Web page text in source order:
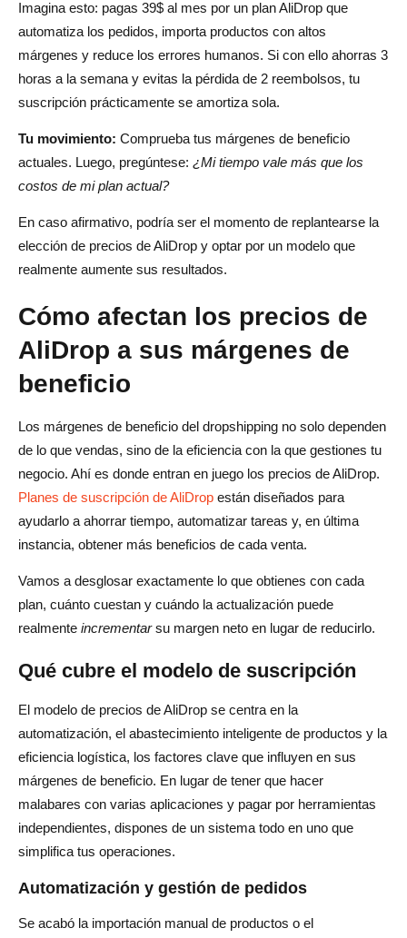
Imagina esto: pagas 39$ al mes por un plan AliDrop que
automatiza los pedidos, importa productos con altos
márgenes y reduce los errores humanos. Si con ello ahorras 3
horas a la semana y evitas la pérdida de 2 reembolsos, tu
suscripción prácticamente se amortiza sola.
Tu movimiento: Comprueba tus márgenes de beneficio
actuales. Luego, pregúntese: ¿Mi tiempo vale más que los
costos de mi plan actual?
En caso afirmativo, podría ser el momento de replantearse la
elección de precios de AliDrop y optar por un modelo que
realmente aumente sus resultados.
Cómo afectan los precios de
AliDrop a sus márgenes de
beneficio
Los márgenes de beneficio del dropshipping no solo dependen
de lo que vendas, sino de la eficiencia con la que gestiones tu
negocio. Ahí es donde entran en juego los precios de AliDrop.
Planes de suscripción de AliDrop están diseñados para
ayudarlo a ahorrar tiempo, automatizar tareas y, en última
instancia, obtener más beneficios de cada venta.
Vamos a desglosar exactamente lo que obtienes con cada
plan, cuánto cuestan y cuándo la actualización puede
realmente incrementarsu margen neto en lugar de reducirlo.
Qué cubre el modelo de suscripción
El modelo de precios de AliDrop se centra en la
automatización, el abastecimiento inteligente de productos y la
eficiencia logística, los factores clave que influyen en sus
márgenes de beneficio. En lugar de tener que hacer
malabares con varias aplicaciones y pagar por herramientas
independientes, dispones de un sistema todo en uno que
simplifica tus operaciones.
Automatización y gestión de pedidos
Se acabó la importación manual de productos o el